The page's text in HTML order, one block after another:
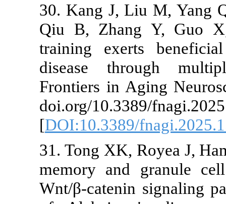
30. Kang J,
Qiu B,
training
disease
Frontiers in
doi.org/
[
31. Tong XK,
memory
Wnt/β-